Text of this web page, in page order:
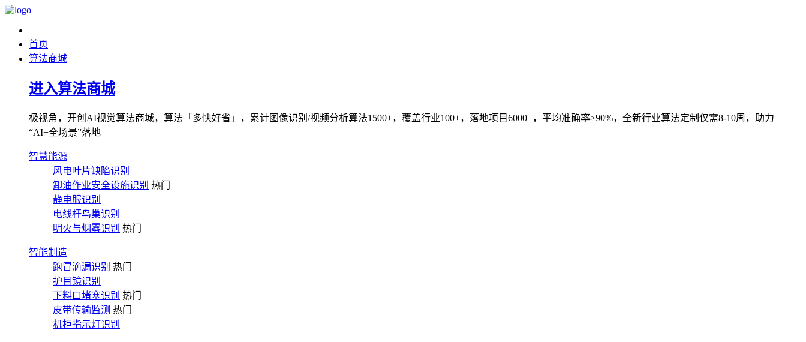
首页
算法商城
进入算法商城
极视角，开创AI视觉算法商城，算法「多快好省」，累计图像识别/视频分析算法1500+，覆盖行业100+，落地项目6000+，平均准确率≥90%，全新行业算法定制仅需8-10周，助力
“AI+全场景”落地
智慧能源
风电叶片缺陷识别
卸油作业安全设施识别 热门
静电服识别
电线杆鸟巢识别
明火与烟雾识别 热门
智能制造
跑冒滴漏识别 热门
护目镜识别
下料口堵塞识别 热门
皮带传输监测 热门
机柜指示灯识别